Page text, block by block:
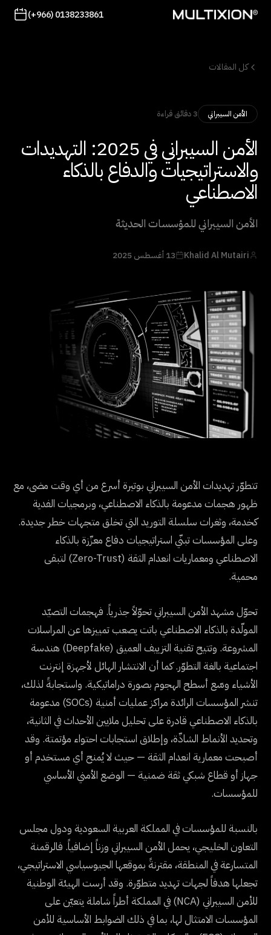
(+966) 0138233861
كل المقالات
الأمن السيبراني 3 دقائق قراءة
الأمن السيبراني في 2025: التهديدات
والاستراتيجيات والدفاع بالذكاء
الاصطناعي
الأمن السيبراني للمؤسسات الحديثة
Khalid Al Mutairi 13 أغسطس 2025
تتطوّر تهديدات الأمن السيبراني بوتيرة أسرع من أي وقت مضى، مع
ظهور هجمات مدعومة بالذكاء الاصطناعي، وبرمجيات الفدية
كخدمة، وثغرات سلسلة التوريد التي تخلق متجهات خطر جديدة.
وعلى المؤسسات تبنّي استراتيجيات دفاع معزّزة بالذكاء
الاصطناعي ومعماريات انعدام الثقة (Zero-Trust) لتبقى
محمية.
تحوّل مشهد الأمن السيبراني تحوّلاً جذرياً. فهجمات التصيّد
المولّدة بالذكاء الاصطناعي باتت يصعب تمييزها عن المراسلات
المشروعة. وتتيح تقنية التزييف العميق (Deepfake) هندسة
اجتماعية بالغة التطوّر. كما أن الانتشار الهائل لأجهزة إنترنت
الأشياء وسّع أسطح الهجوم بصورة دراماتيكية. واستجابةً لذلك،
تنشر المؤسسات الرائدة مراكز عمليات أمنية (SOCs) مدعومة
بالذكاء الاصطناعي قادرة على تحليل ملايين الأحداث في الثانية،
وتحديد الأنماط الشاذّة، وإطلاق استجابات احتواء مؤتمتة. وقد
أصبحت معمارية انعدام الثقة — حيث لا يُمنح أي مستخدم أو
جهاز أو قطاع شبكي ثقة ضمنية — الوضع الأمني الأساسي
للمؤسسات.
بالنسبة للمؤسسات في المملكة العربية السعودية ودول مجلس
التعاون الخليجي، يحمل الأمن السيبراني وزناً إضافياً. فالرقمنة
المتسارعة في المنطقة، مقترنةً بموقعها الجيوسياسي الاستراتيجي،
تجعلها هدفاً لجهات تهديد متطوّرة. وقد أرست الهيئة الوطنية
للأمن السيبراني (NCA) في المملكة أطراً شاملة يتعيّن على
المؤسسات الامتثال لها، بما في ذلك الضوابط الأساسية للأمن